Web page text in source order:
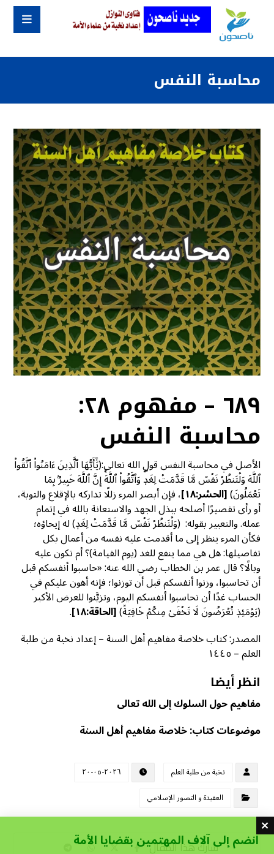
محاسبة النفس
٦٨٩ – مفهوم ٢٨:
محاسبة النفس
الأصل في محاسبة النفس قول الله تعالى:(يَٰٓأَيُّهَا ٱلَّذِينَ ءَامَنُواْ ٱتَّقُواْ
ٱللَّهَ وَلۡتَنظُرۡ نَفۡسٞ مَّا قَدَّمَتۡ لِغَدٖۖ وَٱتَّقُواْ ٱللَّهَۚ إِنَّ ٱللَّهَ خَبِيرُۢ بِمَا
تَعۡمَلُونَ)[الحشر:١٨] ، فإن أبصر المرء زللًا تداركه بالإقلاع والتوبة،
أو رأى تقصيرًا أصلحه ببذل الجهد والاستعانة بالله في إتمام
عمله. والتعبير بقوله: (وَلۡتَنظُرۡ نَفۡسٞ مَّا قَدَّمَتۡ لِغَدٖ) له إيحاؤه؛
فكأن المرء ينظر إلى ما أقدمت عليه نفسه من أعمال بكل
تفاصيلها: هل هي مما ينفع للغد (يوم القيامة)؟ أم تكون عليه
وبالًا؟ قال عمر بن الخطاب رضي الله عنه: «حاسبوا أنفسكم قبل
أن تحاسبوا، وزنوا أنفسكم قبل أن توزنوا؛ فإنه أهون عليكم في
الحساب غدًا أن تحاسبوا أنفسكم اليوم، وتزيَّنوا للعرض الأكبر
(يَوۡمَئِذٖ تُعۡرَضُونَ لَا تَخۡفَىٰ مِنكُمۡ خَافِيَةٞ)[الحاقة:١٨]
.
المصدر: كتاب خلاصة مفاهيم أهل السنة – إعداد نخبة من طلبة
العلم – ١٤٤٥
انظر أيضا
مفاهيم حول السلوك إلى الله تعالى
موضوعات كتاب: خلاصة مفاهيم أهل السنة
نخبة من طلبة العلم
٢٠٢٦-٠٥-٢٠
العقيدة و التصور الإسلامي
انضم إلى آلاف المهتمين بقضايا الأمة